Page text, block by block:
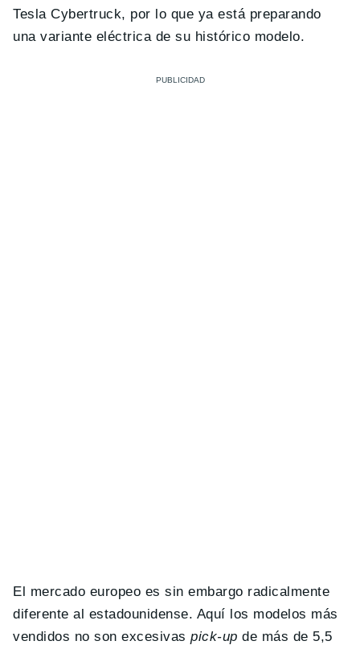
Tesla Cybertruck, por lo que ya está preparando
una variante eléctrica de su histórico modelo.
El mercado europeo es sin embargo radicalmente
diferente al estadounidense. Aquí los modelos más
vendidos no son excesivaspick-up de más de 5,5